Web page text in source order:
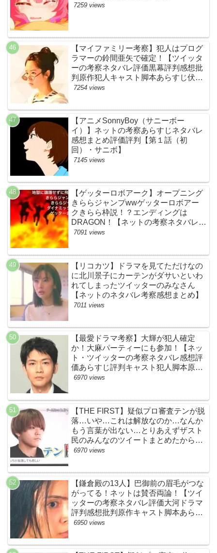
7259 views
【マイファミリー考察】犯人はプログ
ラマーの鈴間亜矢で確定！【ツイッタ
ーの考察ネタバレ評価黒幕評判感想批
判原作犯人キャスト脚本あらすじ伏線
まとめ・藤間爽子】
7254 views
【アニメSonnyBoy（サニーボー
イ）】ネットの考察あらすじネタバレ
感想まとめ評価評判【第１話（初
回）・サニボ】
7145 views
【ゲッターロボアーク】オープニング
きららジャンプwwゲッターロボアー
クきらら枠説！？エンディングは
DRAGON！【ネットの考察ネタバレ感
想まとめ・第１話】
7091 views
【リコカツ】ドラマを見てただけなの
に北川景子にカーテンがダサいといわ
れてしまったツイッターのみなさん
【ネットのネタバレ考察感想まとめ】
7011 views
【最愛ドラマ考察】大輝が犯人確定
か！大麻パーティーにも参加！【ネッ
ト・ツイッターの考察ネタバレ感想評
価あらすじ評判キャスト犯人脚本原作
黒幕伏線まとめ・大ちゃん・梨央・加
6970 views
【THE FIRST】疑似プロ審査テンが脱
落…いや…これは解放なのか…なんか
もう言葉が出ない…とりあえずザスト
民のみんなのツイートまとめたから見
て…【ザファースト・ネットのネタバ
6970 views
【鎌倉殿の13人】巴御前の眉毛がつな
がってる！ネットは賛否両論！【ツイ
ッターの考察ネタバレ評価大河ドラマ
評判感想批判原作キャスト脚本あらす
じ伏線まとめ犯人黒幕・秋元才加】
6950 views